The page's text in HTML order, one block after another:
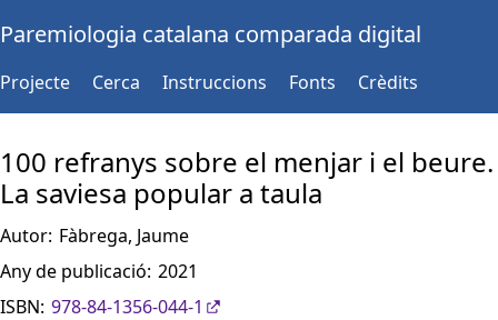
Paremiologia catalana comparada digital
Projecte Cerca Instruccions Fonts Crèdits
100 refranys sobre el menjar i el beure.
La saviesa popular a taula
Autor: Fàbrega, Jaume
Any de publicació: 2021
ISBN: 978-84-1356-044-1